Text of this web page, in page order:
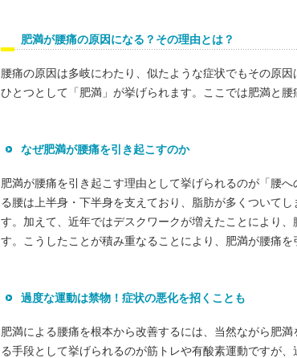
肥満が腰痛の原因になる？その理由とは？
腰痛の原因は多岐にわたり、似たような症状でもその原
ひとつとして「肥満」が挙げられます。ここでは肥満と腰
なぜ肥満が腰痛を引き起こすのか
肥満が腰痛を引き起こす理由として挙げられるのが「腰
る腰は上半身・下半身を支えており、脂肪が多くついて
す。加えて、近年ではデスクワークが増えたことにより
す。こうしたことが積み重なることにより、肥満が腰痛を
過度な運動は禁物！症状の悪化を招くことも
肥満による腰痛を根本から改善するには、当然ながら肥
る手段として挙げられるのが筋トレや有酸素運動ですが